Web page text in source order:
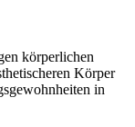
körperlichen
Körper
in